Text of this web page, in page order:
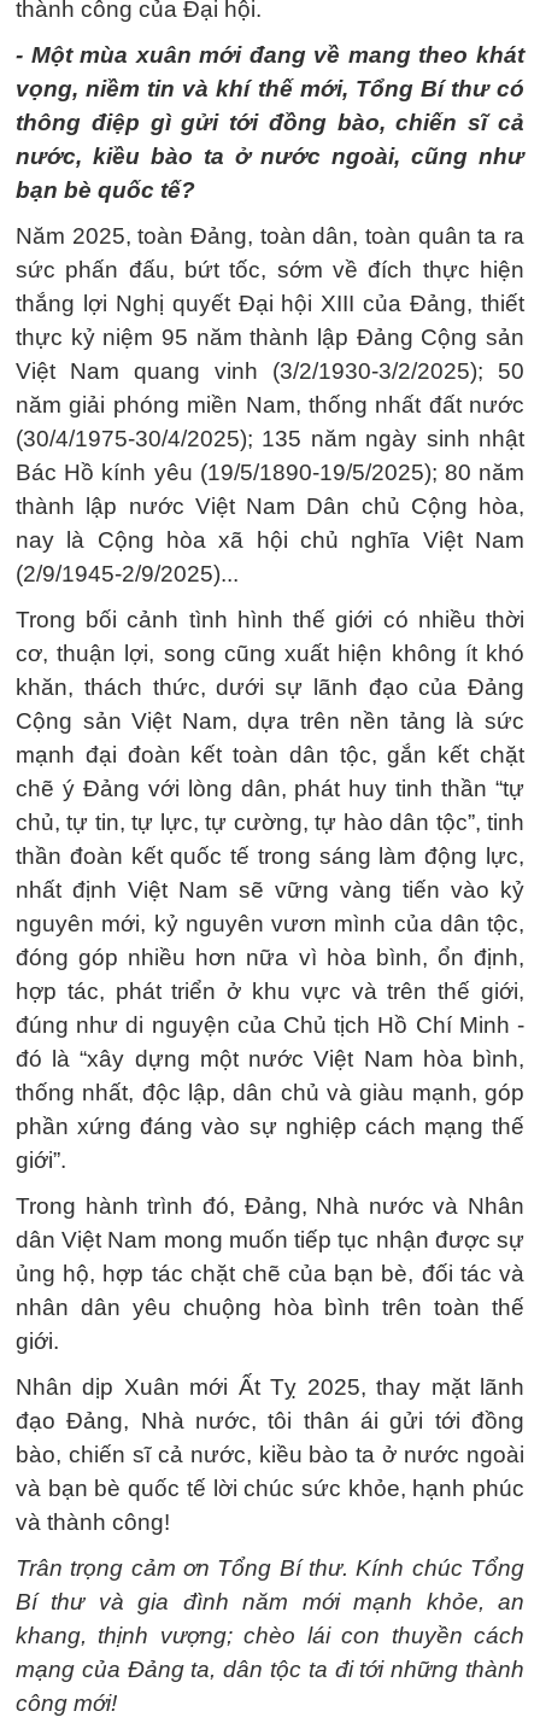
thành công của Đại hội.
- Một mùa xuân mới đang về mang theo khát
vọng, niềm tin và khí thế mới, Tổng Bí thư có
thông điệp gì gửi tới đồng bào, chiến sĩ cả
nước, kiều bào ta ở nước ngoài, cũng như
bạn bè quốc tế?
Năm 2025, toàn Đảng, toàn dân, toàn quân ta ra
sức phấn đấu, bứt tốc, sớm về đích thực hiện
thắng lợi Nghị quyết Đại hội XIII của Đảng, thiết
thực kỷ niệm 95 năm thành lập Đảng Cộng sản
Việt Nam quang vinh (3/2/1930-3/2/2025); 50
năm giải phóng miền Nam, thống nhất đất nước
(30/4/1975-30/4/2025); 135 năm ngày sinh nhật
Bác Hồ kính yêu (19/5/1890-19/5/2025); 80 năm
thành lập nước Việt Nam Dân chủ Cộng hòa,
nay là Cộng hòa xã hội chủ nghĩa Việt Nam
(2/9/1945-2/9/2025)...
Trong bối cảnh tình hình thế giới có nhiều thời
cơ, thuận lợi, song cũng xuất hiện không ít khó
khăn, thách thức, dưới sự lãnh đạo của Đảng
Cộng sản Việt Nam, dựa trên nền tảng là sức
mạnh đại đoàn kết toàn dân tộc, gắn kết chặt
chẽ ý Đảng với lòng dân, phát huy tinh thần “tự
chủ, tự tin, tự lực, tự cường, tự hào dân tộc”, tinh
thần đoàn kết quốc tế trong sáng làm động lực,
nhất định Việt Nam sẽ vững vàng tiến vào kỷ
nguyên mới, kỷ nguyên vươn mình của dân tộc,
đóng góp nhiều hơn nữa vì hòa bình, ổn định,
hợp tác, phát triển ở khu vực và trên thế giới,
đúng như di nguyện của Chủ tịch Hồ Chí Minh -
đó là “xây dựng một nước Việt Nam hòa bình,
thống nhất, độc lập, dân chủ và giàu mạnh, góp
phần xứng đáng vào sự nghiệp cách mạng thế
giới”.
Trong hành trình đó, Đảng, Nhà nước và Nhân
dân Việt Nam mong muốn tiếp tục nhận được sự
ủng hộ, hợp tác chặt chẽ của bạn bè, đối tác và
nhân dân yêu chuộng hòa bình trên toàn thế
giới.
Nhân dịp Xuân mới Ất Tỵ 2025, thay mặt lãnh
đạo Đảng, Nhà nước, tôi thân ái gửi tới đồng
bào, chiến sĩ cả nước, kiều bào ta ở nước ngoài
và bạn bè quốc tế lời chúc sức khỏe, hạnh phúc
và thành công!
Trân trọng cảm ơn Tổng Bí thư. Kính chúc Tổng
Bí thư và gia đình năm mới mạnh khỏe, an
khang, thịnh vượng; chèo lái con thuyền cách
mạng của Đảng ta, dân tộc ta đi tới những thành
công mới!